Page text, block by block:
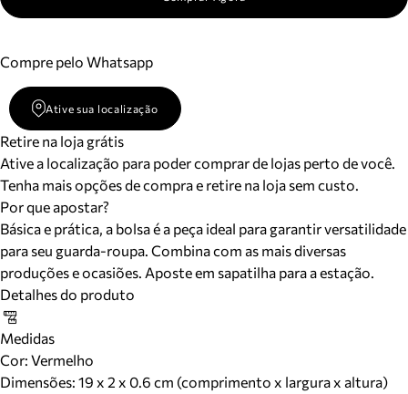
Compre pelo Whatsapp
Ative sua localização
Retire na loja grátis
Ative a localização para poder comprar de lojas perto de você.
Tenha mais opções de compra e retire na loja sem custo.
Por que apostar?
Básica e prática, a bolsa é a peça ideal para garantir versatilidade
para seu guarda-roupa. Combina com as mais diversas
produções e ocasiões. Aposte em sapatilha para a estação.
Detalhes do produto
Medidas
Cor: Vermelho
Dimensões: 19 x 2 x 0.6 cm (comprimento x largura x altura)